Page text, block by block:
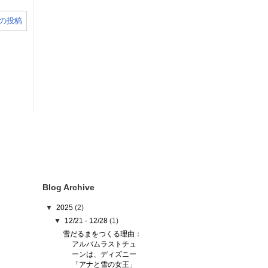
投稿
Blog Archive
▼ 2025 (2)
▼ 12/21 - 12/28(1)
雪だるまをつくる理由：
アルバムラストチュ
ーンは、ディズニー
「アナと雪の女王」